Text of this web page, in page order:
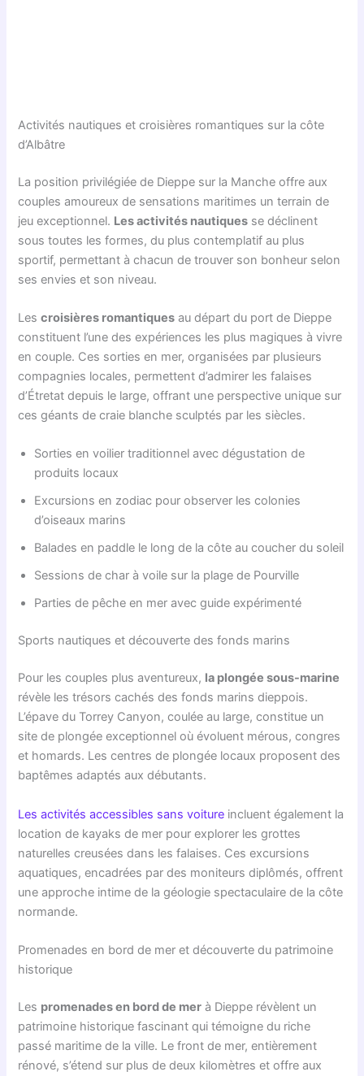
Activités nautiques et croisières romantiques sur la côte
d’Albâtre
La position privilégiée de Dieppe sur la Manche offre aux
couples amoureux de sensations maritimes un terrain de
jeu exceptionnel. Les activités nautiques se déclinent
sous toutes les formes, du plus contemplatif au plus
sportif, permettant à chacun de trouver son bonheur selon
ses envies et son niveau.
Lescroisières romantiques au départ du port de Dieppe
constituent l’une des expériences les plus magiques à vivre
en couple. Ces sorties en mer, organisées par plusieurs
compagnies locales, permettent d’admirer les falaises
d’Étretat depuis le large, offrant une perspective unique sur
ces géants de craie blanche sculptés par les siècles.
Sorties en voilier traditionnel avec dégustation de
produits locaux
Excursions en zodiac pour observer les colonies
d’oiseaux marins
Balades en paddle le long de la côte au coucher du soleil
Sessions de char à voile sur la plage de Pourville
Parties de pêche en mer avec guide expérimenté
Sports nautiques et découverte des fonds marins
Pour les couples plus aventureux, la plongée sous-marine
révèle les trésors cachés des fonds marins dieppois.
L’épave du Torrey Canyon, coulée au large, constitue un
site de plongée exceptionnel où évoluent mérous, congres
et homards. Les centres de plongée locaux proposent des
baptêmes adaptés aux débutants.
Les activités accessibles sans voiture incluent également la
location de kayaks de mer pour explorer les grottes
naturelles creusées dans les falaises. Ces excursions
aquatiques, encadrées par des moniteurs diplômés, offrent
une approche intime de la géologie spectaculaire de la côte
normande.
Promenades en bord de mer et découverte du patrimoine
historique
Les promenades en bord de mer à Dieppe révèlent un
patrimoine historique fascinant qui témoigne du riche
passé maritime de la ville. Le front de mer, entièrement
rénové, s’étend sur plus de deux kilomètres et offre aux